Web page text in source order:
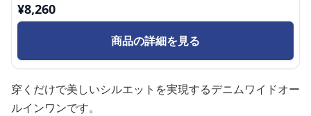
¥8,260
商品の詳細を見る
穿くだけで美しいシルエットを実現するデニムワイドオー
ルインワンです。